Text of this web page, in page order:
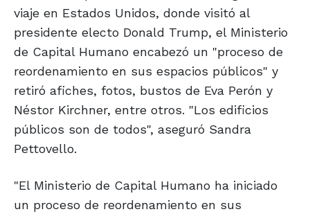
viaje en Estados Unidos, donde visitó al
presidente electo Donald Trump, el Ministerio
de Capital Humano encabezó un "proceso de
reordenamiento en sus espacios públicos" y
retiró afiches, fotos, bustos de Eva Perón y
Néstor Kirchner, entre otros. "Los edificios
públicos son de todos", aseguró Sandra
Pettovello.
"El Ministerio de Capital Humano ha iniciado
un proceso de reordenamiento en sus